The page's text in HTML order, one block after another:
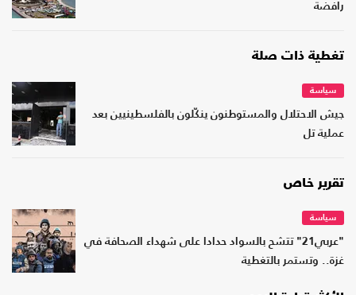
رافضة
تغطية ذات صلة
سياسة
جيش الاحتلال والمستوطنون ينكّلون بالفلسطينيين بعد
عملية تل
تقرير خاص
سياسة
"عربي21" تتشح بالسواد حدادا على شهداء الصحافة في
غزة.. وتستمر بالتغطية